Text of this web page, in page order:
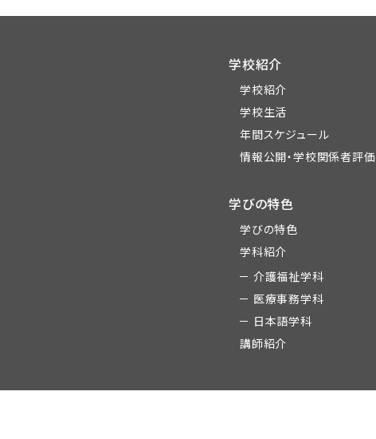
学校紹介
学校紹介
学校生活
年間スケジュール
情報公開・学校関係者評
学びの特色
学びの特色
学科紹介
介護福祉学科
医療事務学科
日本語学科
講師紹介